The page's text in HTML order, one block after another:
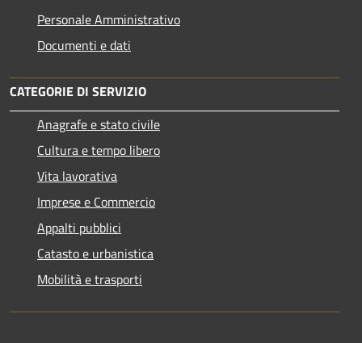
Personale Amministrativo
Documenti e dati
CATEGORIE DI SERVIZIO
Anagrafe e stato civile
Cultura e tempo libero
Vita lavorativa
Imprese e Commercio
Appalti pubblici
Catasto e urbanistica
Mobilità e trasporti